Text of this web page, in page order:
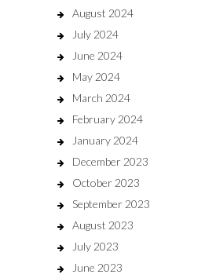
August 2024
July 2024
June 2024
May 2024
March 2024
February 2024
January 2024
December 2023
October 2023
September 2023
August 2023
July 2023
June 2023